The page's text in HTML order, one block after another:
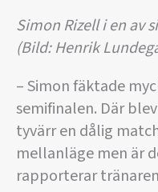
Simon Rizell i en av
(Bild: Henrik
– Simon fäktade
semifinalen. Där
tyvärr en dålig
mellanläge men är
rapporterar